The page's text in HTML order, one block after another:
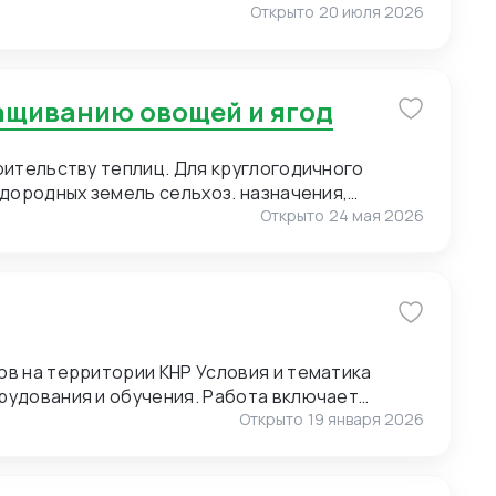
поэтому нам также необходимо
объемы. Возможно, нужен розничный
ассортимент пряжи. 4. Упаковка.
– премиальный. Широкие
Открыто 20 июля 2026
овощей и ягод
теплиц. Для круглогодичного
земель сельхоз. назначения,
Открыто 24 мая 2026
КНР Условия и тематика
и обучения. Работа включает
и экскурсиях. Требуются переводчики для
Открыто 19 января 2026